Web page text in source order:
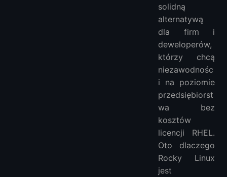
solidną
alternatywą
dla firm i
deweloperów,
którzy chcą
niezawodnośc
i na poziomie
przedsiębiorst
wa bez
kosztów
licencji RHEL.
Oto dlaczego
Rocky Linux
jest